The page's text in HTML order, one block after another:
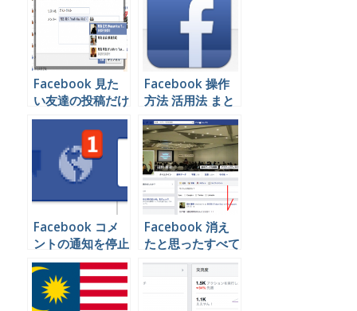
Facebook 見た
い友達の投稿だけ
を見る方法
Facebook 操作
方法 活用法 まと
め
Facebook コメ
ントの通知を停止
する方法
Facebook 消え
たと思ったすべて
の投稿を見る方法